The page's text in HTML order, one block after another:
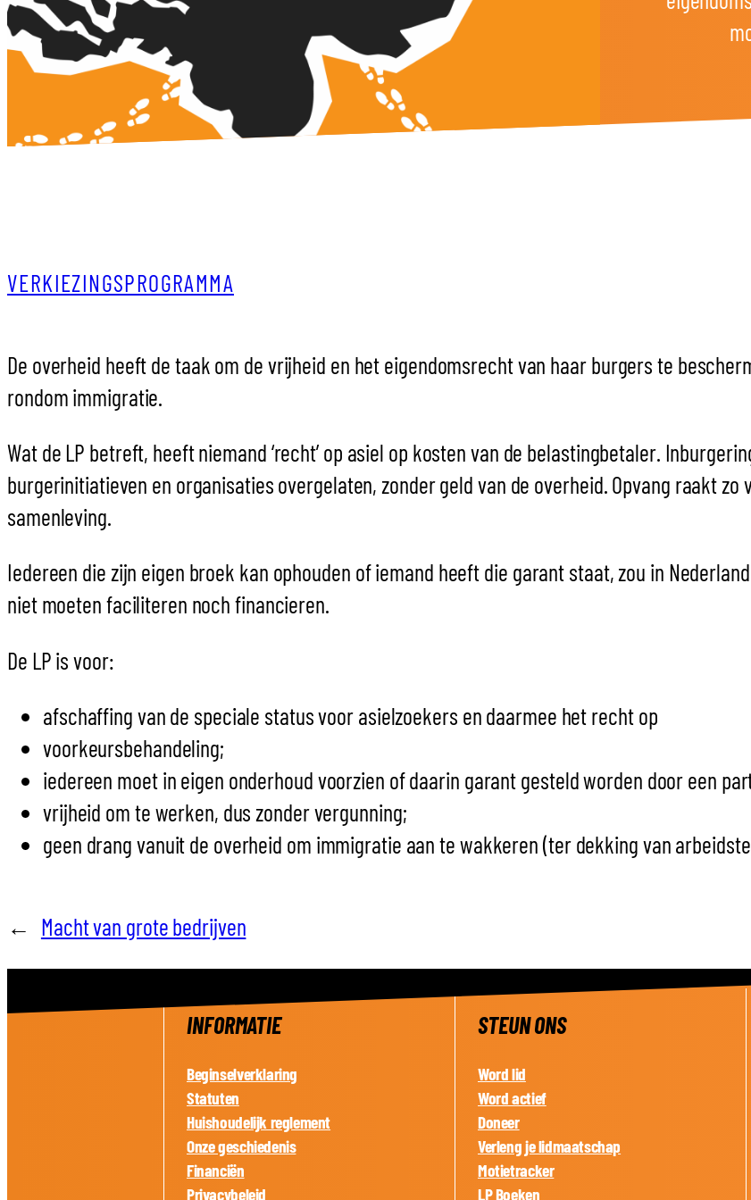
VERKIEZINGSPROGRAMMA
De overheid heeft de taak om de vrijheid en het eigendomsrecht van haar burgers te
rondom immigratie.
Wat de LP betreft, heeft niemand ‘recht’ op asiel op kosten van de belastingbetaler.
burgerinitiatieven en organisaties overgelaten, zonder geld van de overheid. Opvang raakt
samenleving.
Iedereen die zijn eigen broek kan ophouden of iemand heeft die garant staat, zou in
niet moeten faciliteren noch financieren.
De LP is voor:
afschaffing van de speciale status voor asielzoekers en daarmee het recht op
voorkeursbehandeling;
iedereen moet in eigen onderhoud voorzien of daarin garant gesteld worden door een
vrijheid om te werken, dus zonder vergunning;
geen drang vanuit de overheid om immigratie aan te wakkeren (ter dekking van
← Macht van grote bedrijven
INFORMATIE
Beginselverklaring
Statuten
Huishoudelijk reglement
Onze geschiedenis
Financiën
Privacybeleid
STEUN ONS
Word lid
Word actief
Doneer
Verleng je lidmaatschap
Motietracker
LP Boeken